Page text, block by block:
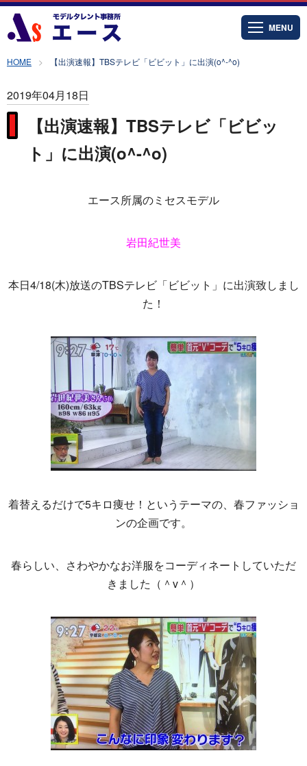
MENU
HOME 【出演速報】TBSテレビ「ビビット」に出演(o^-^o)
2019年04月18日
【出演速報】TBSテレビ「ビビッ
ト」に出演(o^-^o)
エース所属のミセスモデル
岩田紀世美
本日4/18(木)放送のTBSテレビ「ビビット」に出演致しまし
た！
着替えるだけで5キロ痩せ！というテーマの、春ファッショ
ンの企画です。
春らしい、さわやかなお洋服をコーディネートしていただ
きました（＾v＾）